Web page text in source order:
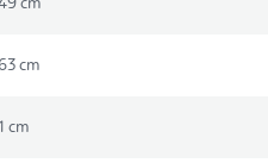
cm
cm
cm